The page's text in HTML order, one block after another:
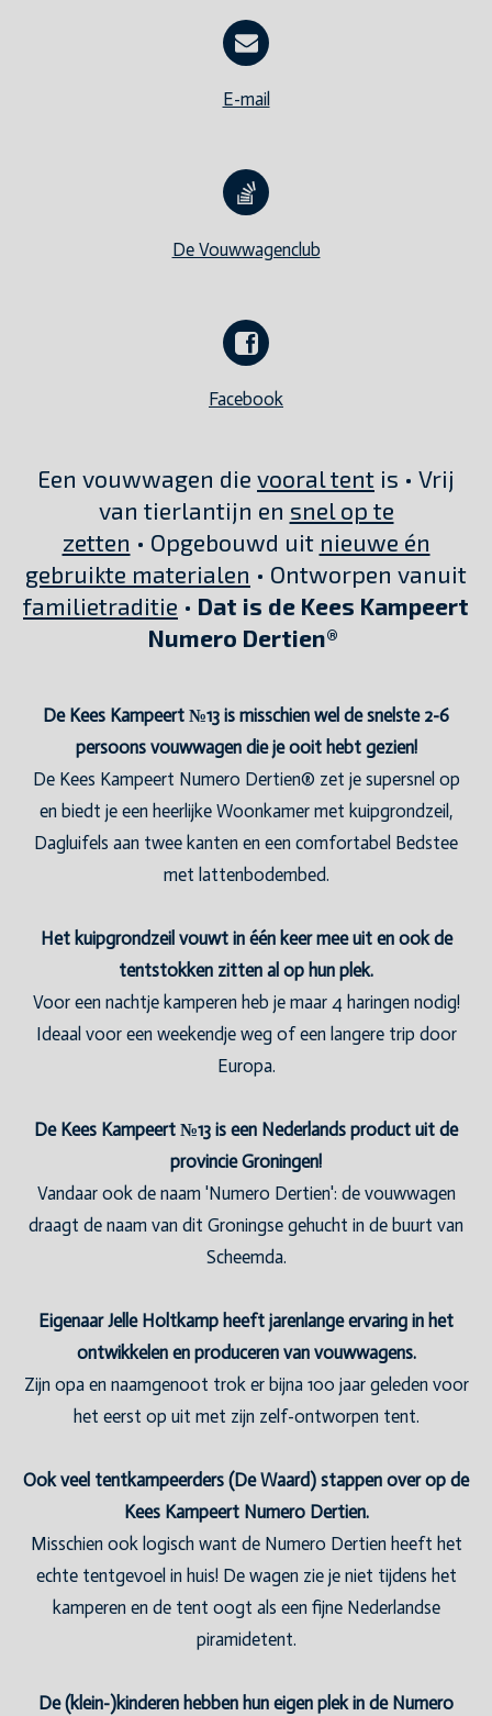
E-mail
De Vouwwagenclub
Facebook
Een vouwwagen die vooral tent is • Vrij
van tierlantijn en snel op te
zetten • Opgebouwd uit nieuwe én
gebruikte materialen • Ontworpen vanuit
familietraditie • Dat is de Kees Kampeert
Numero Dertien®
De Kees Kampeert №13 is misschien wel de snelste 2-6
persoons vouwwagen die je ooit hebt gezien!
De Kees Kampeert Numero Dertien® zet je supersnel op
en biedt je een heerlijke Woonkamer met kuipgrondzeil,
Dagluifels aan twee kanten en een comfortabel Bedstee
met lattenbodembed.
Het kuipgrondzeil vouwt in één keer mee uit en ook de
tentstokken zitten al op hun plek.
Voor een nachtje kamperen heb je maar 4 haringen nodig!
Ideaal voor een weekendje weg of een langere trip door
Europa.
De Kees Kampeert №13 is een Nederlands product uit de
provincie Groningen!
Vandaar ook de naam 'Numero Dertien': de vouwwagen
draagt de naam van dit Groningse gehucht in de buurt van
Scheemda.
Eigenaar Jelle Holtkamp heeft jarenlange ervaring in het
ontwikkelen en produceren van vouwwagens.
Zijn opa en naamgenoot trok er bijna 100 jaar geleden voor
het eerst op uit met zijn zelf-ontworpen tent.
Ook veel tentkampeerders (De Waard) stappen over op de
Kees Kampeert Numero Dertien.
Misschien ook logisch want de Numero Dertien heeft het
echte tentgevoel in huis! De wagen zie je niet tijdens het
kamperen en de tent oogt als een fijne Nederlandse
piramidetent.
De (klein-)kinderen hebben hun eigen plek in de Numero